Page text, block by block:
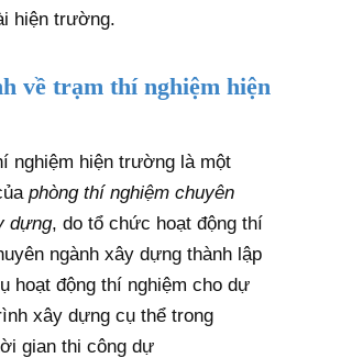
hiện trường.
về trạm thí nghiệm hiện
nghiệm hiện trường là một
phòng thí nghiệm chuyên
dựng, do tổ chức hoạt động thí
ngành xây dựng thành lập
hoạt động thí nghiệm cho dự
xây dựng cụ thể trong
gian thi công dự